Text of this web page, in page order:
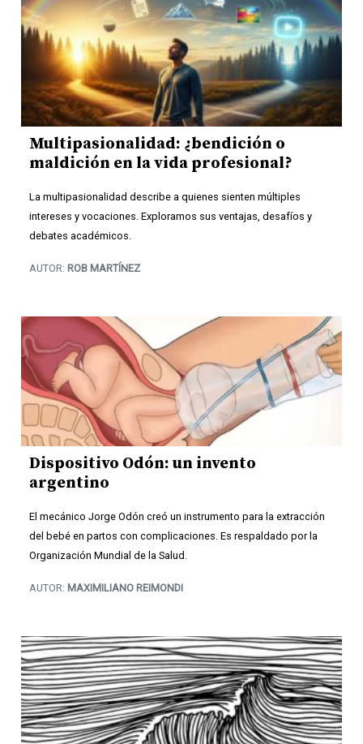
Multipasionalidad: ¿bendición o
maldición en la vida profesional?
La multipasionalidad describe a quienes sienten múltiples
intereses y vocaciones. Exploramos sus ventajas, desafíos y
debates académicos.
AUTOR: ROB MARTÍNEZ
Dispositivo Odón: un invento
argentino
El mecánico Jorge Odón creó un instrumento para la extracción
del bebé en partos con complicaciones. Es respaldado por la
Organización Mundial de la Salud.
AUTOR: MAXIMILIANO REIMONDI